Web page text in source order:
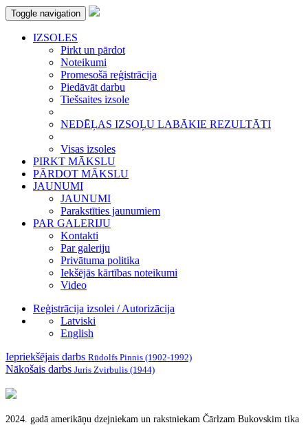
Toggle navigation
IZSOLES
Pirkt un pārdot
Noteikumi
Promesošā reģistrācija
Piedāvāt darbu
Tiešsaites izsole
NEDĒĻAS IZSOĻU LABĀKIE REZULTĀTI
Visas izsoles
PIRKT MĀKSLU
PĀRDOT MĀKSLU
JAUNUMI
JAUNUMI
Parakstīties jaunumiem
PAR GALERIJU
Kontakti
Par galeriju
Privātuma politika
Iekšējās kārtības noteikumi
Video
Reģistrācija izsolei / Autorizācija
Latviski
English
Iepriekšējais darbs Rūdolfs Pinnis (1902-1992)
Nākošais darbs Juris Zvirbulis (1944)
2024. gadā amerikāņu dzejniekam un rakstniekam Čārlzam Bukovskim tika